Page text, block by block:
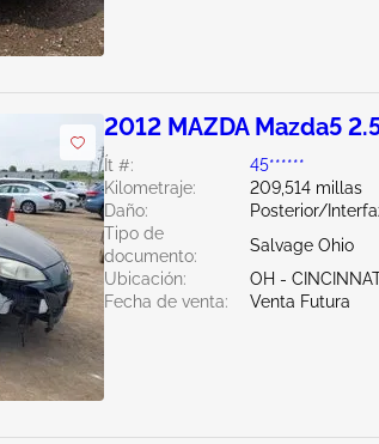
2012 MAZDA Mazda5
Ít #:
45******
Kilometraje:
209,514 millas
Daño:
Posterior/
Tipo de
documento:
Salvage Ohio
Ubicación:
OH -
Fecha de venta:
Venta Futura